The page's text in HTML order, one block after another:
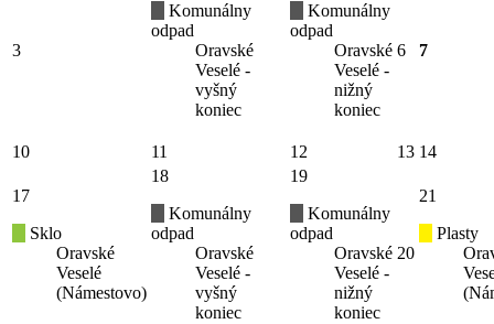
3
Komunálny
odpad
Oravské
Veselé -
vyšný
koniec
Komunálny
odpad
Oravské
Veselé -
nižný
koniec
6 7
10 11 12 13 14
17
Sklo
Oravské
Veselé
(Námestovo)
18
Komunálny
odpad
Oravské
Veselé -
vyšný
koniec
19
Komunálny
odpad
Oravské
Veselé -
nižný
koniec
20
21
Plasty